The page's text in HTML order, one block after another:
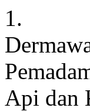
1.
Api dan